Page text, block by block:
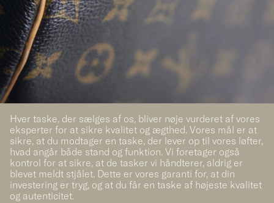
Hver taske, der sælges af os, bliver nøje vurderet af vores
eksperter for at sikre kvalitet og ægthed. Vores mål er at
sikre, at du modtager en taske, der lever op til vores løfter,
hvad angår både stand og funktion. Vi foretager også
kontrol for at sikre, at de tasker vi håndterer, aldrig er
blevet meldt stjålet. Dette er vores garanti for, at din
investering er tryg, og at du får en taske af højeste kvalitet
og autenticitet.